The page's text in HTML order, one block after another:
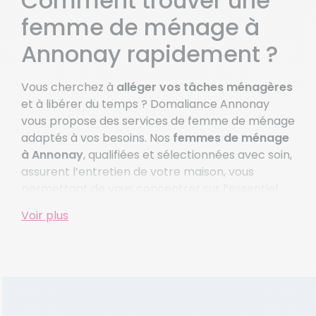
femme de ménage à
Annonay rapidement ?
Vous cherchez à alléger vos tâches ménagères
et à libérer du temps ? Domaliance Annonay
vous propose des services de femme de ménage
adaptés à vos besoins. Nos femmes de ménage
à Annonay, qualifiées et sélectionnées avec soin,
assurent l’entretien de votre maison, vous
Pourquoi faire appel à une
Voir plus